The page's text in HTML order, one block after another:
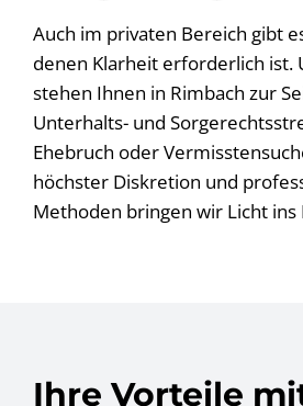
Auch im privaten Bereich gibt
denen Klarheit erforderlich ist.
stehen Ihnen in Rimbach zur
Unterhalts- und
Ehebruch oder
höchster Diskretion und
Methoden bringen wir Licht ins
Ihre Vorteile